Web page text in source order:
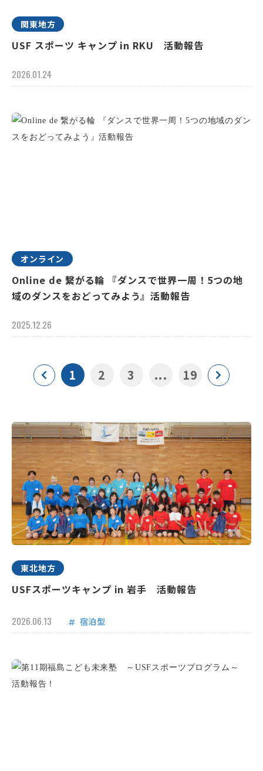
関東地方
USF スポーツ キャンプ in RKU 活動報告
2026.01.24
オンライン
Online de 繋がる輪 『ダンスで世界一周！5つの地
域のダンスをおどってみよう』活動報告
2025.12.26
1 2 3 ... 19
東北地方
USFスポーツキャンプ in 岩手 活動報告
2026.06.13 宿泊型